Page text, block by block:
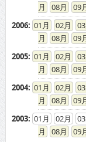
08
09
2006: 01 02 03
08
09
2005: 01 02 03
08
09
2004: 01 02 03
08
09
2003: 01 02 03
08
09